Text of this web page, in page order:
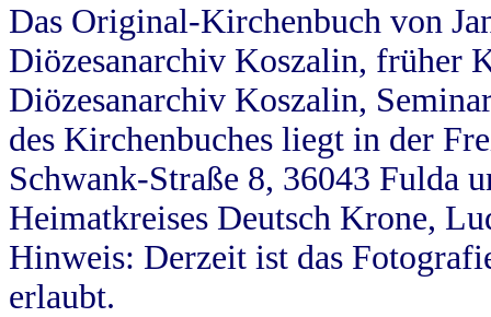
Das Original-Kirchenbuch von
Diözesanarchiv Koszalin, früher
Diözesanarchiv Koszalin,
des Kirchenbuches liegt in der
Schwank-Straße 8, 36043 Fulda
Heimatkreises Deutsch Krone,
Hinweis: Derzeit ist das
erlaubt.